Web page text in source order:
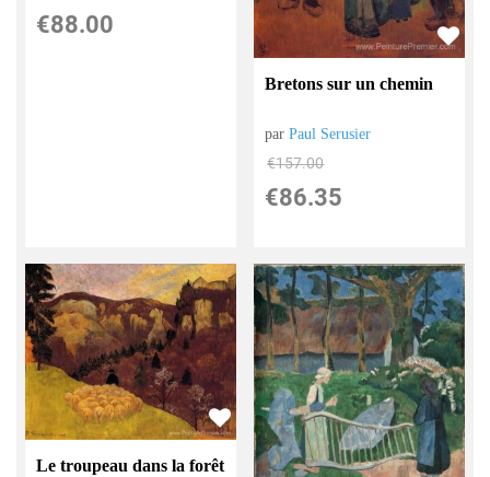
€88.00
Bretons sur un chemin
parPaul Serusier
€157.00
€86.35
Le troupeau dans la forêt